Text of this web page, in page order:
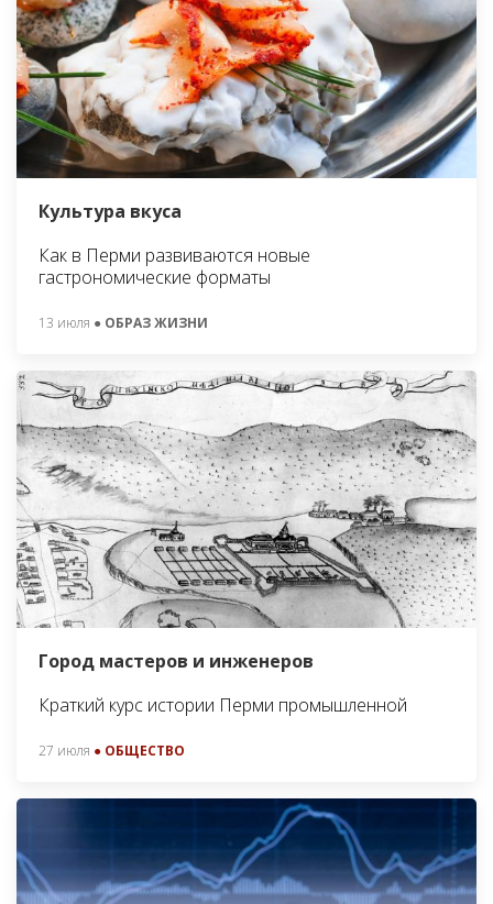
Культура вкуса
Как в Перми развиваются новые
гастрономические форматы
13 июля ● ОБРАЗ ЖИЗНИ
Город мастеров и инженеров
Краткий курс истории Перми промышленной
27 июля ● ОБЩЕСТВО